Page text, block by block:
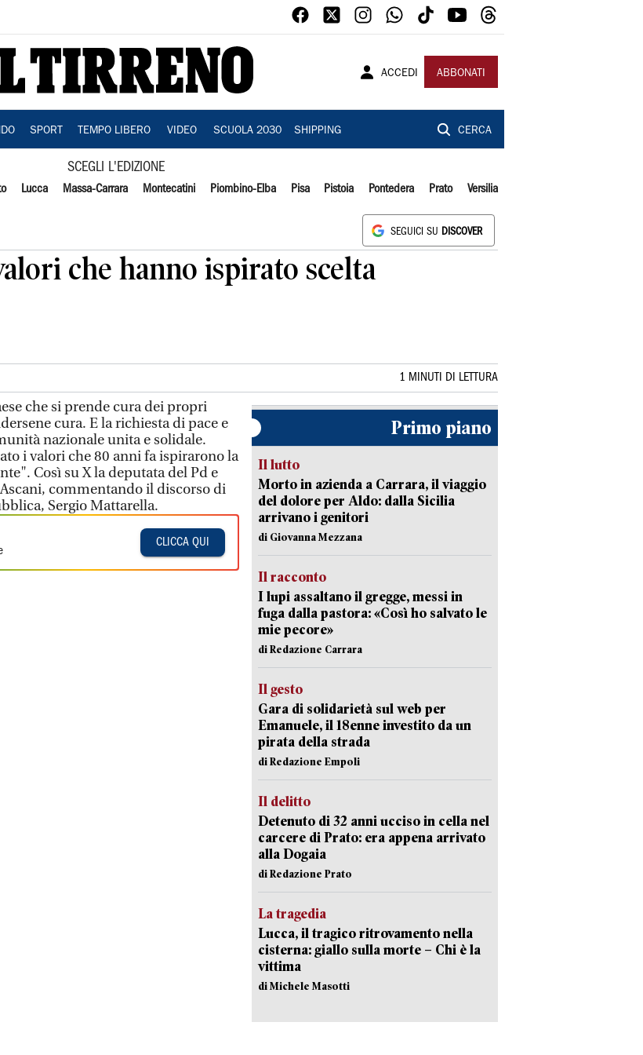
ACCEDI ABBONATI
SPORT TEMPO LIBERO VIDEO SCUOLA 2030 SHIPPING CERCA
SCEGLI L'EDIZIONE
Lucca Massa-Carrara Montecatini Piombino-Elba Pisa Pistoia Pontedera Prato Versilia
SEGUICI SU DISCOVER
che hanno ispirato scelta
1 MINUTI DI LETTURA
che si prende cura dei propri
cura. E la richiesta di pace e
nazionale unita e solidale.
i valori che 80 anni fa ispirarono la
Così su X la deputata del Pd e
commentando il discorso di
Sergio Mattarella.
CLICCA QUI
Primo piano
Il lutto
Morto in azienda a Carrara, il viaggio
del dolore per Aldo: dalla Sicilia
arrivano i genitori
di Giovanna Mezzana
Il racconto
I lupi assaltano il gregge, messi in
fuga dalla pastora: «Così ho salvato le
mie pecore»
di Redazione Carrara
Il gesto
Gara di solidarietà sul web per
Emanuele, il 18enne investito da un
pirata della strada
di Redazione Empoli
Il delitto
Detenuto di 32 anni ucciso in cella nel
carcere di Prato: era appena arrivato
alla Dogaia
di Redazione Prato
La tragedia
Lucca, il tragico ritrovamento nella
cisterna: giallo sulla morte – Chi è la
vittima
di Michele Masotti